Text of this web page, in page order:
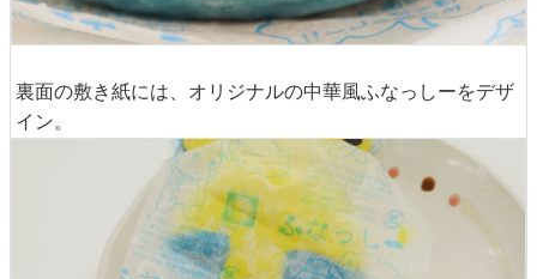
裏面の敷き紙には、オリジナルの中華風ふなっしーをデザ
イン。